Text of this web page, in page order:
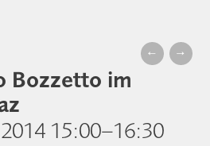
← →
Bozzetto im
15:00–16:30